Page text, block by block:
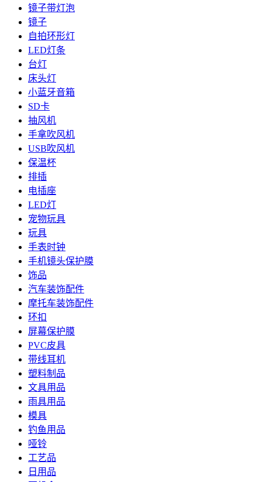
镜子带灯泡
镜子
自拍环形灯
LED灯条
台灯
床头灯
小蓝牙音箱
SD卡
抽风机
手拿吹风机
USB吹风机
保温杯
排插
电插座
LED灯
宠物玩具
玩具
手表时钟
手机镜头保护膜
饰品
汽车装饰配件
摩托车装饰配件
环扣
屏幕保护膜
PVC皮具
带线耳机
塑料制品
文具用品
雨具用品
模具
钓鱼用品
哑铃
工艺品
日用品